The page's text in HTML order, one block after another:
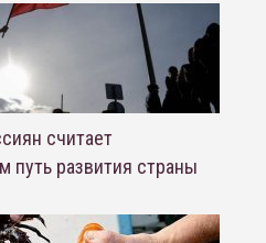
считает
путь развития страны